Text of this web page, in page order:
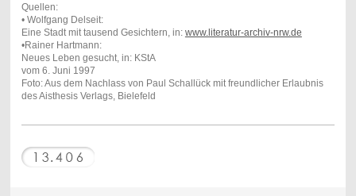
Quellen:
• Wolfgang Delseit:
Eine Stadt mit tausend Gesichtern, in: www.literatur-archiv-nrw.de
•Rainer Hartmann:
Neues Leben gesucht, in: KStA
vom 6. Juni 1997
Foto: Aus dem Nachlass von Paul Schallück mit freundlicher Erlaubnis
des Aisthesis Verlags, Bielefeld